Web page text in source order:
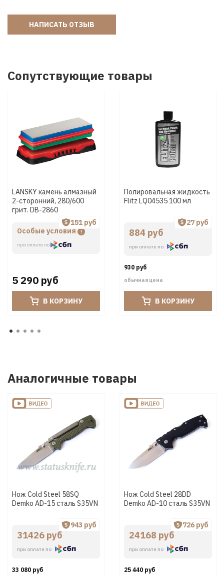
НАПИСАТЬ ОТЗЫВ
Сопутствующие товары
LANSKY камень алмазный
2-сторонний, 280/600
грит. DB-2860
Особые условия
при оплате по
151 руб
5 290 руб
В КОРЗИНУ
Полировальная жидкость
Flitz LQ04535 100 мл
884 руб
при оплате по
27 руб
930 руб
обычная цена
В КОРЗИНУ
Аналогичные товары
Нож Cold Steel 58SQ
Demko AD-15 сталь S35VN
31426 руб
при оплате по
943 руб
33 080 руб
Нож Cold Steel 28DD
Demko AD-10 сталь S35VN
24168 руб
при оплате по
726 руб
25 440 руб